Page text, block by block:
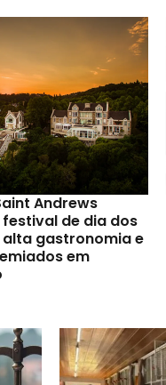
Andrews
de dia dos
gastronomia e
em